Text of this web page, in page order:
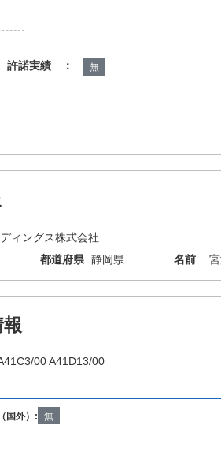
許諾実績 ： 無
ィングス株式会社
都道府県 静岡県 名前
00 A41D13/00
（国外）: 無